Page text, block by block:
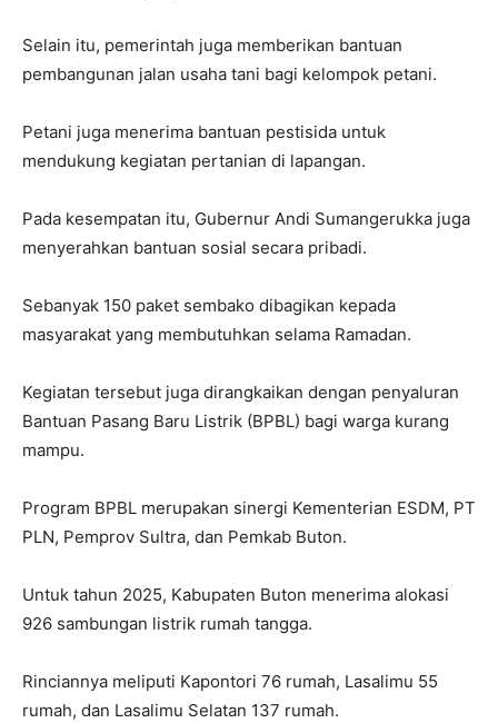
Selain itu, pemerintah juga memberikan bantuan
pembangunan jalan usaha tani bagi kelompok petani.
Petani juga menerima bantuan pestisida untuk
mendukung kegiatan pertanian di lapangan.
Pada kesempatan itu, Gubernur Andi Sumangerukka juga
menyerahkan bantuan sosial secara pribadi.
Sebanyak 150 paket sembako dibagikan kepada
masyarakat yang membutuhkan selama Ramadan.
Kegiatan tersebut juga dirangkaikan dengan penyaluran
Bantuan Pasang Baru Listrik (BPBL) bagi warga kurang
mampu.
Program BPBL merupakan sinergi Kementerian ESDM, PT
PLN, Pemprov Sultra, dan Pemkab Buton.
Untuk tahun 2025, Kabupaten Buton menerima alokasi
926 sambungan listrik rumah tangga.
Rinciannya meliputi Kapontori 76 rumah, Lasalimu 55
rumah, dan Lasalimu Selatan 137 rumah.